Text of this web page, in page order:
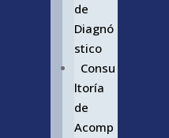
de
Diagnó
stico
Consu
ltoría
de
Acomp